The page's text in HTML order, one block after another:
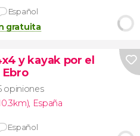
Español
gratuita
y kayak por el
opiniones
, España
Español